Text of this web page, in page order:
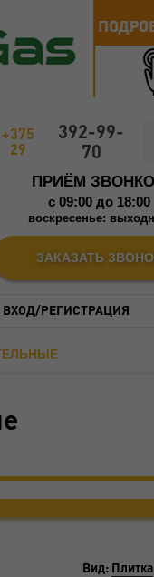
+375
29
392-99-
70
ПРИЁМ
c 09:00 до 18:00
воскресенье:
ЗАКАЗАТЬ
ВХОД/РЕГИСТРАЦИЯ
Вид: Плитка